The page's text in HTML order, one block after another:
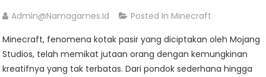
Admin@namagames.id Posted In Minecraft
Minecraft, fenomena kotak pasir yang diciptakan oleh Mojang
Studios, telah memikat jutaan orang dengan kemungkinan
kreatifnya yang tak terbatas. Dari pondok sederhana hingga